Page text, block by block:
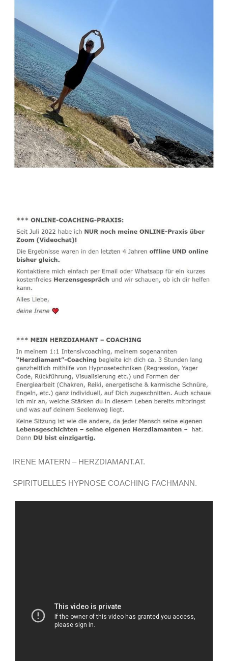
IRENE MATERN – HERZDIAMANT.AT.
SPIRITUELLES HYPNOSE COACHING FACHMANN.